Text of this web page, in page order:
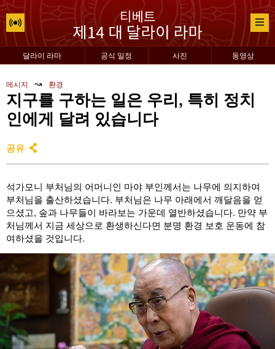
달라이 라마 공식 일정 사진 동영상
메시지 ↝ 환경
지구를 구하는 일은 우리, 특히 정치
인에게 달려 있습니다
공유
석가모니 부처님의 어머니인 마야 부인께서는 나무에 의지하여
부처님을 출산하셨습니다. 부처님은 나무 아래에서 깨달음을 얻
으셨고, 숲과 나무들이 바라보는 가운데 열반하셨습니다. 만약 부
처님께서 지금 세상으로 환생하신다면 분명 환경 보호 운동에 참
여하셨을 것입니다.